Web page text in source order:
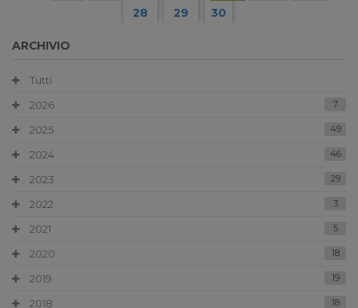
28
29 30
ARCHIVIO
Tutti
2026
7
2025 49
2024 46
2023 29
2022 3
2021 5
2020 18
2019 19
2018 18